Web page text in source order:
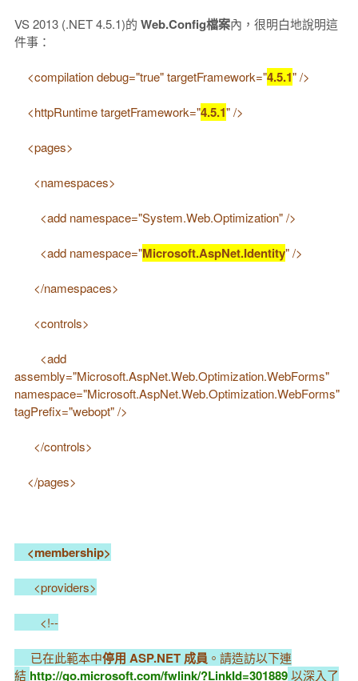
VS 2013 (.NET 4.5.1)的 Web.Config檔案內，很明白地說明這
件事：
<compilation debug="true" targetFramework="4.5.1" />
<httpRuntime targetFramework="4.5.1" />
<pages>
<namespaces>
<add namespace="System.Web.Optimization" />
<add namespace="Microsoft.AspNet.Identity" />
</namespaces>
<controls>
<add
assembly="Microsoft.AspNet.Web.Optimization.WebForms"
namespace="Microsoft.AspNet.Web.Optimization.WebForms"
tagPrefix="webopt" />
</controls>
</pages>
<membership>
<providers>
<!--
已在此範本中停用 ASP.NET 成員 。請造訪以下連
結 http://go.microsoft.com/fwlink/?LinkId=301889以深入了